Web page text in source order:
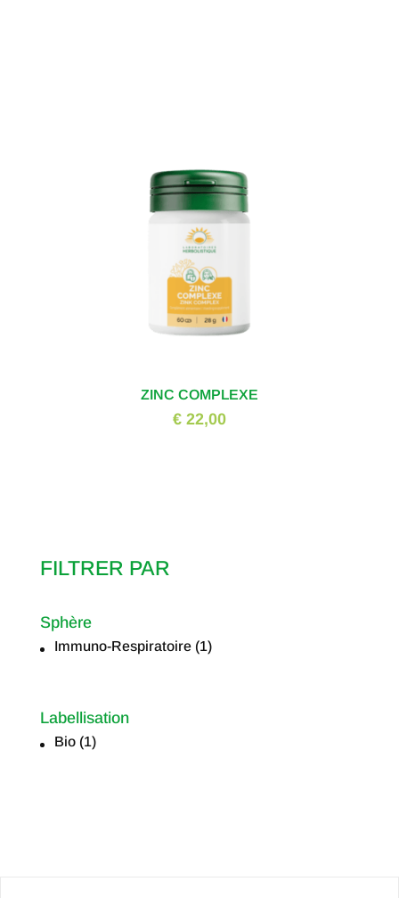
ZINC COMPLEXE
€ 22,00
FILTRER PAR
Sphère
Sphère
Immuno-Respiratoire (1)
Labellisation
Labellisation
Bio (1)